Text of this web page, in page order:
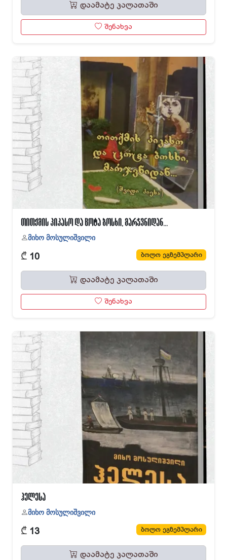
დაამატე კალათაში
შენახვა
თითქმის პიკასო და ცოტა ბოსხი, მარჯვნიდან...
მიხო მოსულიშვილი
₾ 10 ბოლო ეგზემპლარი
დაამატე კალათაში
შენახვა
ჰელესა
მიხო მოსულიშვილი
₾ 13 ბოლო ეგზემპლარი
დაამატე კალათაში